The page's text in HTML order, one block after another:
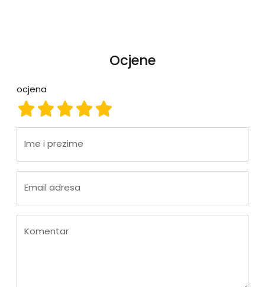
Ocjene
ocjena
ocjena 5
ocjena 4
ocjena 3
ocjena 2
ocjena 1
Ime i prezime
Email adresa
Komentar